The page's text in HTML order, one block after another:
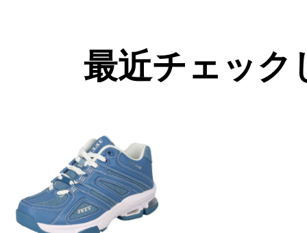
最近チェック